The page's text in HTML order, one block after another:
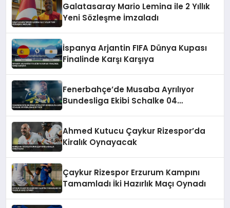
Galatasaray Mario Lemina ile 2 Yıllık
Yeni Sözleşme İmzaladı
İspanya Arjantin FIFA Dünya Kupası
Finalinde Karşı Karşıya
Fenerbahçe’de Musaba Ayrılıyor
Bundesliga Ekibi Schalke 04
Ahmed Kutucu Çaykur Rizespor’da
Kiralık Oynayacak
Çaykur Rizespor Erzurum Kampını
Tamamladı İki Hazırlık Maçı Oynadı